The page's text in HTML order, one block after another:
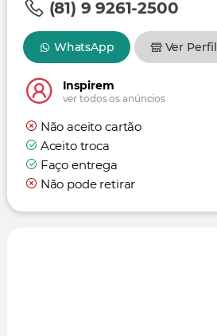
(81) 9 9261-2500
WhatsApp Ver Perfil
Inspirem
ver todos os anúncios
Não aceito cartão
Aceito troca
Faço entrega
Não pode retirar